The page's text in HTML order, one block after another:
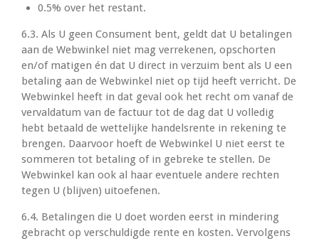
0.5% over het restant.
6.3. Als U geen Consument bent, geldt dat U betalingen
aan de Webwinkel niet mag verrekenen, opschorten
en/of matigen én dat U direct in verzuim bent als U een
betaling aan de Webwinkel niet op tijd heeft verricht. De
Webwinkel heeft in dat geval ook het recht om vanaf de
vervaldatum van de factuur tot de dag dat U volledig
hebt betaald de wettelijke handelsrente in rekening te
brengen. Daarvoor hoeft de Webwinkel U niet eerst te
sommeren tot betaling of in gebreke te stellen. De
Webwinkel kan ook al haar eventuele andere rechten
tegen U (blijven) uitoefenen.
6.4. Betalingen die U doet worden eerst in mindering
gebracht op verschuldigde rente en kosten. Vervolgens